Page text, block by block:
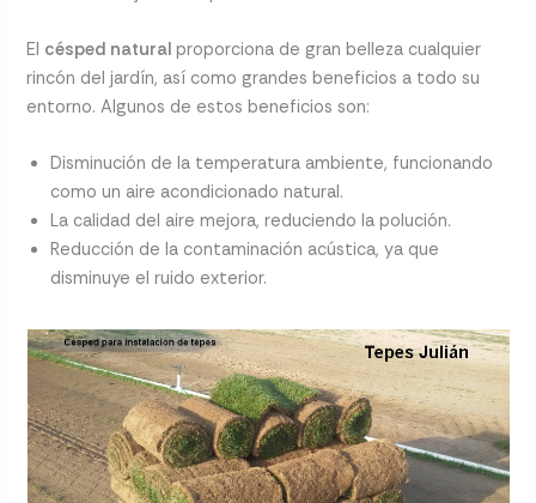
El césped naturalproporciona de gran belleza cualquier
rincón del jardín, así como grandes beneficios a todo su
entorno. Algunos de estos beneficios son:
Disminución de la temperatura ambiente, funcionando
como un aire acondicionado natural.
La calidad del aire mejora, reduciendo la polución.
Reducción de la contaminación acústica, ya que
disminuye el ruido exterior.